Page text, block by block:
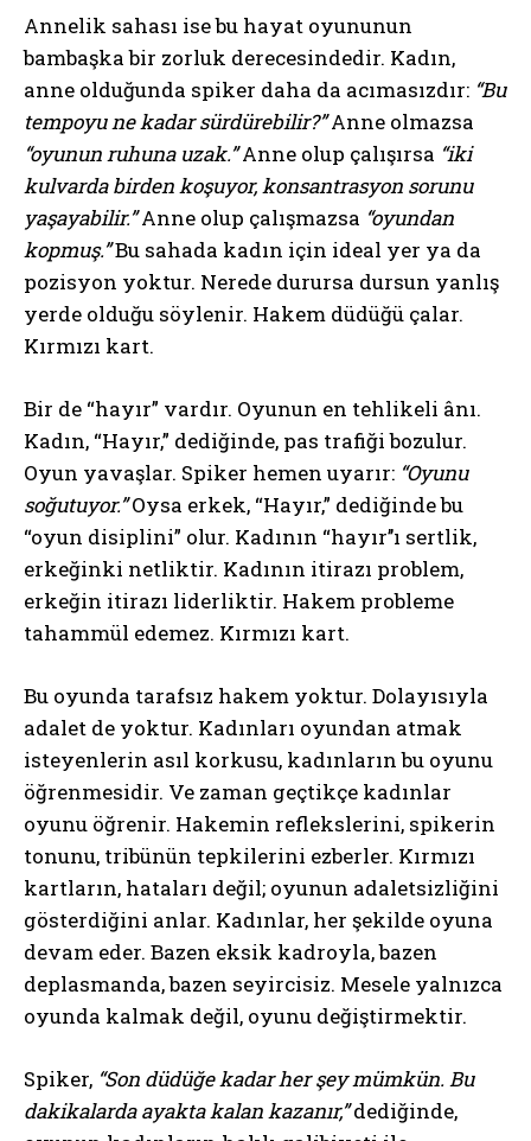
Annelik sahası ise bu hayat oyununun
bambaşka bir zorluk derecesindedir. Kadın,
anne olduğunda spiker daha da acımasızdır: “Bu
tempoyu ne kadar sürdürebilir?”Anne olmazsa
“oyunun ruhuna uzak.”Anne olup çalışırsa “iki
kulvarda birden koşuyor, konsantrasyon sorunu
yaşayabilir.”Anne olup çalışmazsa “oyundan
kopmuş.”Bu sahada kadın için ideal yer ya da
pozisyon yoktur. Nerede durursa dursun yanlış
yerde olduğu söylenir. Hakem düdüğü çalar.
Kırmızı kart.
Bir de “hayır” vardır. Oyunun en tehlikeli ânı.
Kadın, “Hayır,” dediğinde, pas trafiği bozulur.
Oyun yavaşlar. Spiker hemen uyarır: “Oyunu
soğutuyor.”Oysa erkek, “Hayır,” dediğinde bu
“oyun disiplini” olur. Kadının “hayır’’ı sertlik,
erkeğinki netliktir. Kadının itirazı problem,
erkeğin itirazı liderliktir. Hakem probleme
tahammül edemez. Kırmızı kart.
Bu oyunda tarafsız hakem yoktur. Dolayısıyla
adalet de yoktur. Kadınları oyundan atmak
isteyenlerin asıl korkusu, kadınların bu oyunu
öğrenmesidir. Ve zaman geçtikçe kadınlar
oyunu öğrenir. Hakemin reflekslerini, spikerin
tonunu, tribünün tepkilerini ezberler. Kırmızı
kartların, hataları değil; oyunun adaletsizliğini
gösterdiğini anlar. Kadınlar, her şekilde oyuna
devam eder. Bazen eksik kadroyla, bazen
deplasmanda, bazen seyircisiz. Mesele yalnızca
oyunda kalmak değil, oyunu değiştirmektir.
Spiker, “Son düdüğe kadar her şey mümkün. Bu
dakikalarda ayakta kalan kazanır,”dediğinde,